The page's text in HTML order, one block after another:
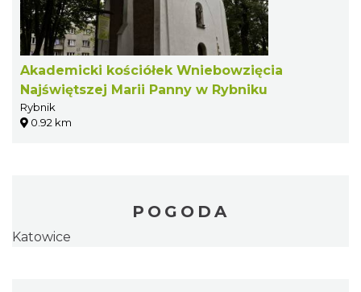
Akademicki kościółek Wniebowzięcia
Najświętszej Marii Panny w Rybniku
Rybnik
0.92 km
POGODA
Katowice